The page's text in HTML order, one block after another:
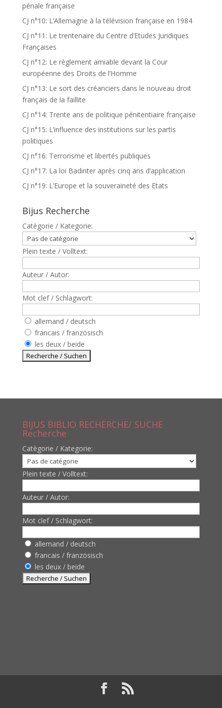
pénale française
CJ n°10: L’Allemagne à la télévision française en 1984
CJ n°11: Le trentenaire du Centre d’Etudes Juridiques
Françaises
CJ n°12: Le règlement amiable devant la Cour
européenne des Droits de l’Homme
CJ n°13: Le sort des créanciers dans le nouveau droit
français de la faillite
CJ n°14: Trente ans de politique pénitentiaire française
CJ n°15: L’influence des institutions sur les partis
politiques
CJ n°16: Terrorisme et libertés publiques
CJ n°17: La loi Badinter après cinq ans d’application
CJ n°19: L’Europe et la souveraineté des Etats
Bijus Recherche
Catègorie / Kategorie:
Plein texte / Volltext:
Auteur / Autor:
Mot clef / Schlagwort:
allemand / deutsch
francais / französisch
les deux / beide
BIJUS BIBLIO RECHERCHE/ SUCHE
Recherche
Catègorie / Kategorie:
Plein texte / Volltext:
Auteur / Autor:
Mot clef / Schlagwort:
allemand / deutsch
francais / französisch
les deux / beide